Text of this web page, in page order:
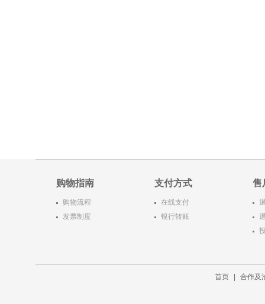
购物指南
购物流程
发票制度
支付方式
在线支付
银行转账
售
首页 合作及